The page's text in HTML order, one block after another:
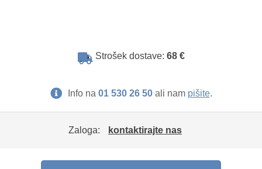
Strošek dostave: 68 €
Info na 01 530 26 50ali nam pišite.
Zaloga: kontaktirajte nas